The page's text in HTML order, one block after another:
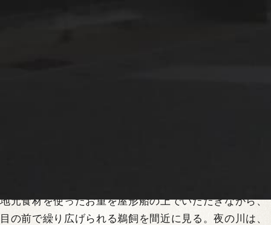
地元食材を使ったお重を屋形船の上でいただきながら、
目の前で繰り広げられる鵜飼を間近に見る。夜の川は、